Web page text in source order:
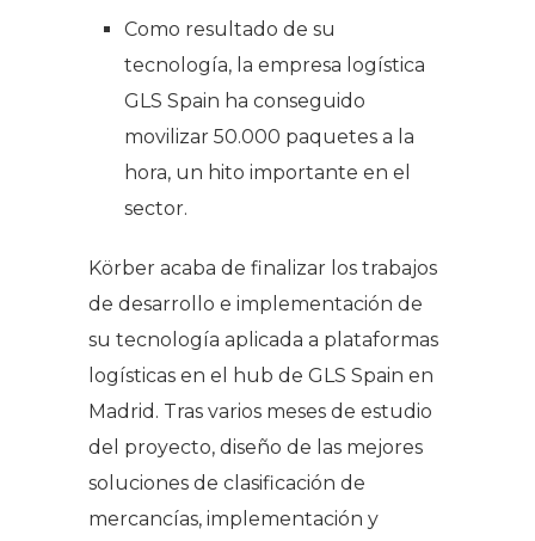
Como resultado de su
tecnología, la empresa logística
GLS Spain ha conseguido
movilizar 50.000 paquetes a la
hora, un hito importante en el
sector.
Körber acaba de finalizar los trabajos
de desarrollo e implementación de
su tecnología aplicada a plataformas
logísticas en el hub de GLS Spain en
Madrid. Tras varios meses de estudio
del proyecto, diseño de las mejores
soluciones de clasificación de
mercancías, implementación y